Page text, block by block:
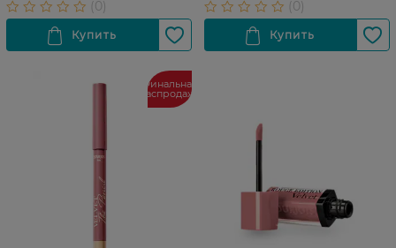
Финальная
распродажа